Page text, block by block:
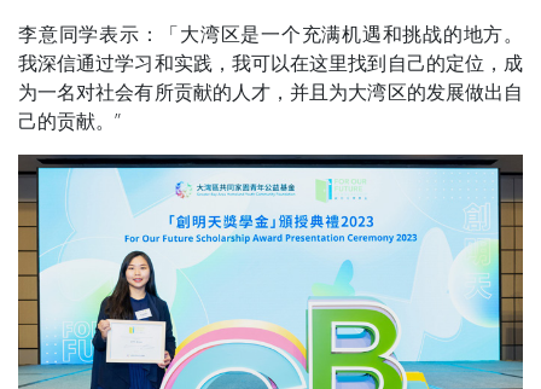
李意同学表示：「大湾区是一个充满机遇和挑战的地方。
我深信通过学习和实践，我可以在这里找到自己的定位，成
为一名对社会有所贡献的人才，并且为大湾区的发展做出自
己的贡献。”